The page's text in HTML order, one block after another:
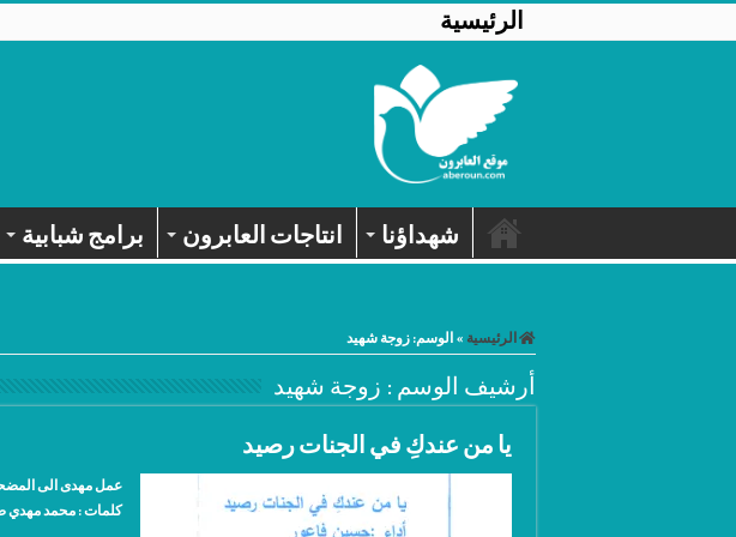
الرئيسية
شهداؤنا انتاجات العابرون برامج شبابية
الرئيسية »الوسم:زوجة شهيد
أرشيف الوسم : زوجة شهيد
يا من عندكِ في الجنات رصيد
عمل مهدى الى
كلمات : محمد مهدي